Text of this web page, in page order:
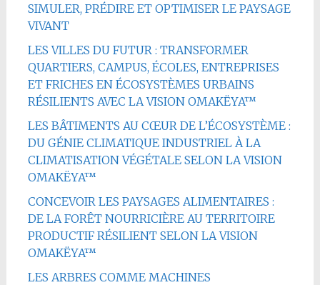
SIMULER, PRÉDIRE ET OPTIMISER LE PAYSAGE
VIVANT
LES VILLES DU FUTUR : TRANSFORMER
QUARTIERS, CAMPUS, ÉCOLES, ENTREPRISES
ET FRICHES EN ÉCOSYSTÈMES URBAINS
RÉSILIENTS AVEC LA VISION OMAKËYA™
LES BÂTIMENTS AU CŒUR DE L’ÉCOSYSTÈME :
DU GÉNIE CLIMATIQUE INDUSTRIEL À LA
CLIMATISATION VÉGÉTALE SELON LA VISION
OMAKËYA™
CONCEVOIR LES PAYSAGES ALIMENTAIRES :
DE LA FORÊT NOURRICIÈRE AU TERRITOIRE
PRODUCTIF RÉSILIENT SELON LA VISION
OMAKËYA™
LES ARBRES COMME MACHINES